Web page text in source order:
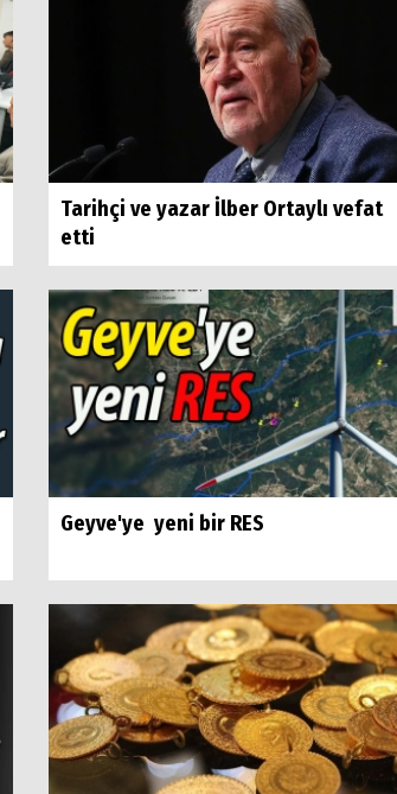
Tarihçi ve yazar İlber Ortaylı vefat
etti
Geyve'ye yeni bir RES